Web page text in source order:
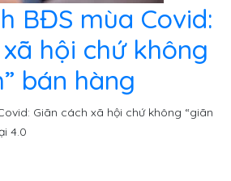
BĐS mùa Covid:
hội chứ không
bán hàng
Giãn cách xã hội chứ không “giãn
4.0